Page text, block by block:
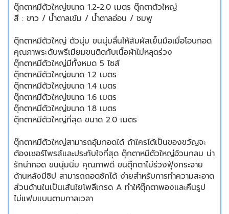
ตุ๊กตาหมีตัวใหญ่ขนาด 1.2-2.0 เมตร ตุ๊กตาตัวใหญ่
สี : ขาว / น้ำตาลเข้ม / น้ำตาลอ่อน / ชมพู
ตุ๊กตาหมีตัวใหญ่ ตัวนุ่ม ขนนุ่มลื่นให้สัมผัสเย็นมือเมื่อโอบกอด
คุณภาพระดับพรีเมียมขนติดกับเนื้อผ้าไม่หลุดร่วง
ตุ๊กตาหมีตัวใหญ่มีทั้งหมด 5 ไซส์
ตุ๊กตาหมีตัวใหญ่ขนาด 1.2 เมตร
ตุ๊กตาหมีตัวใหญ่ขนาด 1.4 เมตร
ตุ๊กตาหมีตัวใหญ่ขนาด 1.6 เมตร
ตุ๊กตาหมีตัวใหญ่ขนาด 1.8 เมตร
ตุ๊กตาหมีตัวใหญ่ที่สุด ขนาด 2.0 เมตร
ตุ๊กตาหมีตัวใหญ่สามารถอุ้มกอดได้ ถ้าใครได้เป็นของขวัญจะ
ต้องเซอร์ไพรส์และประทับใจที่สุด ตุ๊กตาหมีตัวใหญ่อ้วนกลม น่า
รักน่ากอด ขนนุ่มนิ่ม คุณภาพดี ขนตุ๊กตาไม่ร่วงฟุ้งกระจาย
ด้านหลังมีซิป สามารถถอดซักได้ ง่ายสำหรับการทำความสะอาด
ส่วนด้านในเป็นเส้นใยโพลีเกรด A ทำให้ตุ๊กตาพองและคืนรูป
ไม่แฟบแบนตามกาลเวลา